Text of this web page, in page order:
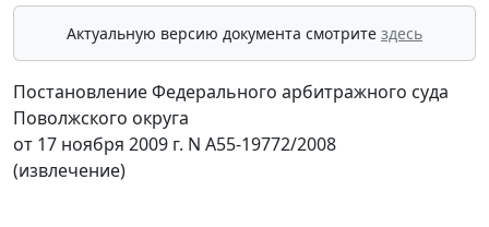
Актуальную версию документа смотрите здесь
Постановление Федерального арбитражного суда
Поволжского округа
от 17 ноября 2009 г. N А55-19772/2008
(извлечение)